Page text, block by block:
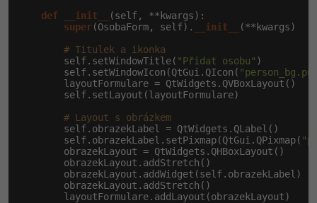
def
__init__
(self, **kwargs):
super(OsobaForm, self). __init__
(**kwargs)
# Titulek a ikonka
        self.setWindowTitle(
"Přidat osobu" )
        self.setWindowIcon(QtGui.QIcon(
        layoutFormulare = QtWidgets.QVBoxLayout()
        self.setLayout(layoutFormulare)
# Layout s obrázkem
        self.obrazekLabel = QtWidgets.QLabel()
        self.obrazekLabel.setPixmap(QtGui.QPixmap(
        obrazekLayout = QtWidgets.QHBoxLayout()
        obrazekLayout.addStretch()
        obrazekLayout.addWidget(self.obrazekLabel)
        obrazekLayout.addStretch()
        layoutFormulare.addLayout(obrazekLayout)